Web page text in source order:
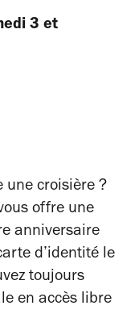
3 et
une croisière ?
offre une
anniversaire
d’identité le
toujours
en accès libre